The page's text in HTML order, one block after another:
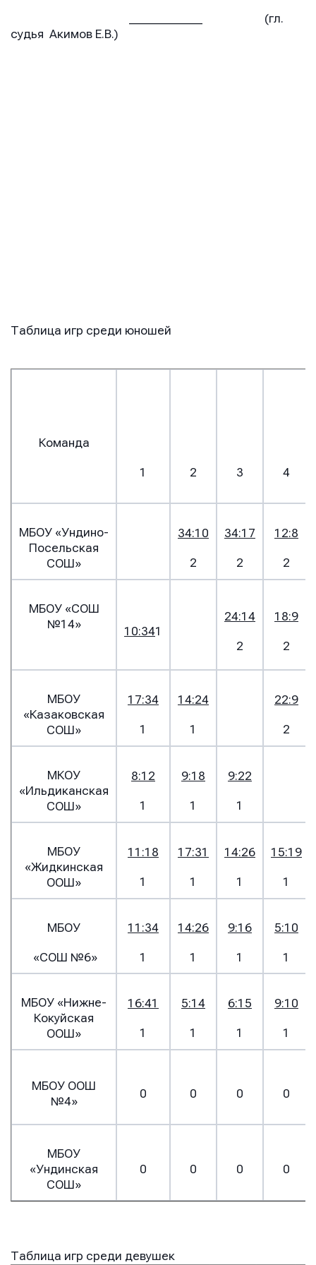
_____________ (гл.
судья Акимов Е.В.)
Таблица игр среди юношей
Команда
1 2 3 4
МБОУ «Ундино-
Посельская
СОШ»
34:10
2
34:17
2
12:8
2
МБОУ «СОШ
№14»
10:341
24:14
2
18:9
2
МБОУ
«Казаковская
СОШ»
17:34
1
14:24
1
22:9
2
МКОУ
«Ильдиканская
СОШ»
8:12
1
9:18
1
9:22
1
МБОУ
«Жидкинская
ООШ»
11:18
1
17:31
1
14:26
1
15:19
1
МБОУ
«СОШ №6»
11:34
1
14:26
1
9:16
1
5:10
1
МБОУ «Нижне-
Кокуйская
ООШ»
16:41
1
5:14
1
6:15
1
9:10
1
МБОУ ООШ
№4»
0 0 0 0
МБОУ
«Ундинская
СОШ»
0 0 0 0
Таблица игр среди девушек
Имя
Имя
Имя